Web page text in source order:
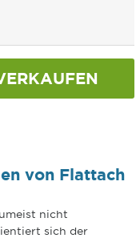
von Flattach
nicht
sich der